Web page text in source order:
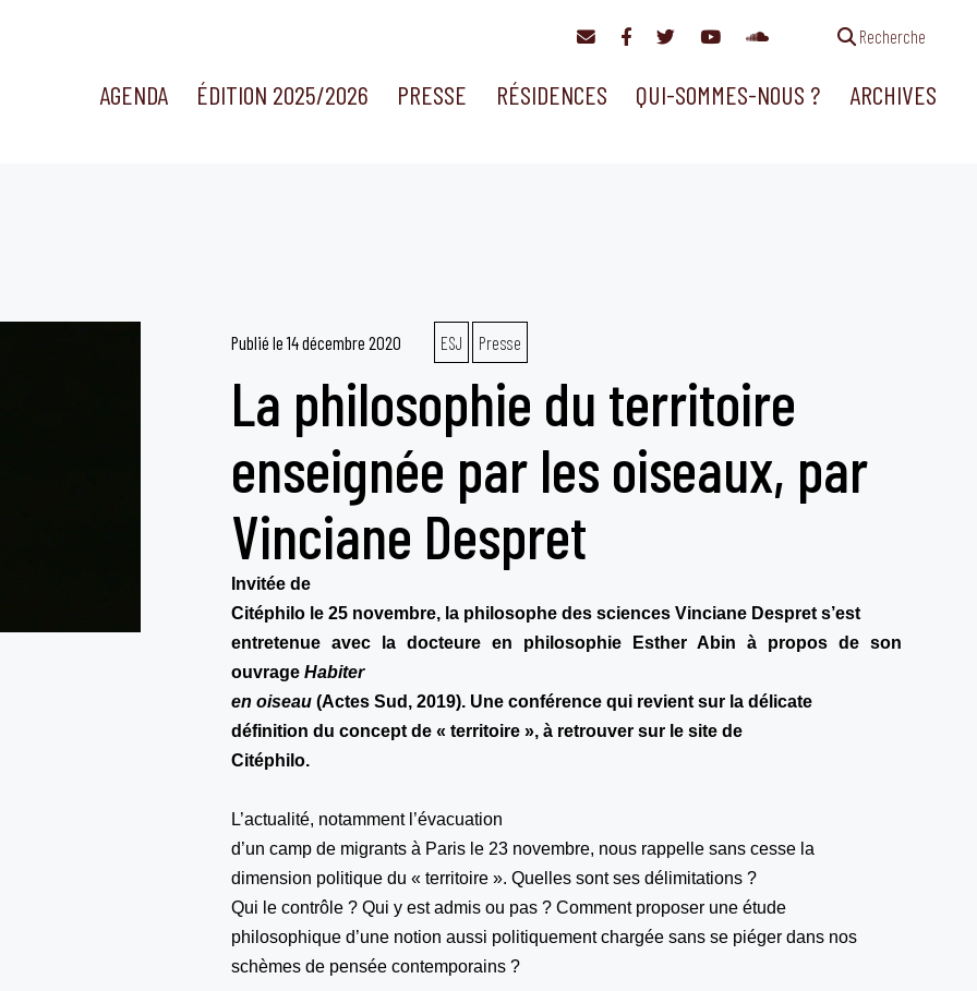
Recherche
AGENDA ÉDITION 2025/2026 PRESSE RÉSIDENCES QUI-SOMMES-NOUS ? ARCHIVES
Publié le14 décembre 2020 ESJ Presse
La philosophie du territoire
enseignée par les oiseaux, par
Vinciane Despret
Invitée de
Citéphilo le 25 novembre, la philosophe des sciences Vinciane Despret s’est
entretenue avec la docteure en philosophie Esther Abin à propos de son
ouvrageHabiter
en oiseau (Actes Sud, 2019). Une conférence qui revient sur la délicate
définition du concept de « territoire », à retrouver sur le site de
Citéphilo.
L’actualité, notamment l’évacuation
d’un camp de migrants à Paris le 23 novembre, nous rappelle sans cesse la
dimension politique du « territoire ». Quelles sont ses délimitations ?
Qui le contrôle ? Qui y est admis ou pas ? Comment proposer une étude
philosophique d’une notion aussi politiquement chargée sans se piéger dans nos
schèmes de pensée contemporains ?